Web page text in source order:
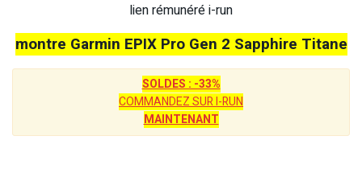
lien rémunéré i-run
montre Garmin EPIX Pro Gen 2 Sapphire Titane
SOLDES : -33%
COMMANDEZ SUR I-RUN
MAINTENANT